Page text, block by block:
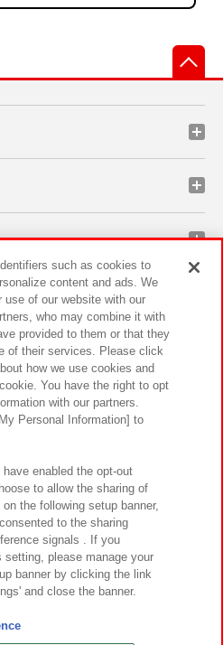
ビリティ サイトポリシー
ブアクセシビリティ方針と検証結果
よくあるご質問・お問い合わせ
Amusement Inc.
Amusement Lab Inc.
such as cookies to
content and ads. We
use of our website with our
who may combine it with
provided to them or that they
of their services. Please click
how we use cookies and
You have the right to opt
with our partners.
Personal Information] to
enabled the opt-out
to allow the sharing of
the following setup banner,
to the sharing
signals . If you
setting, please manage your
banner by clicking the link
and close the banner.